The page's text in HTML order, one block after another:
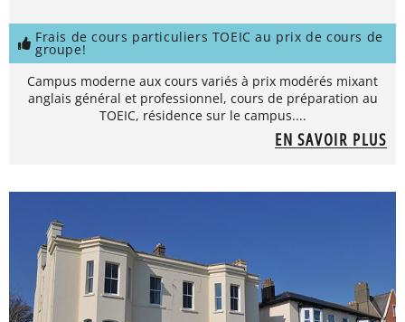
Frais de cours particuliers TOEIC au prix de cours de
groupe!
Campus moderne aux cours variés à prix modérés mixant
anglais général et professionnel, cours de préparation au
TOEIC, résidence sur le campus....
EN SAVOIR PLUS